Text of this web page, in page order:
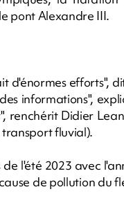
pont Alexandre III.
d'énormes efforts",
informations",
renchérit Didier
fluvial).
l'été 2023 avec
de pollution du